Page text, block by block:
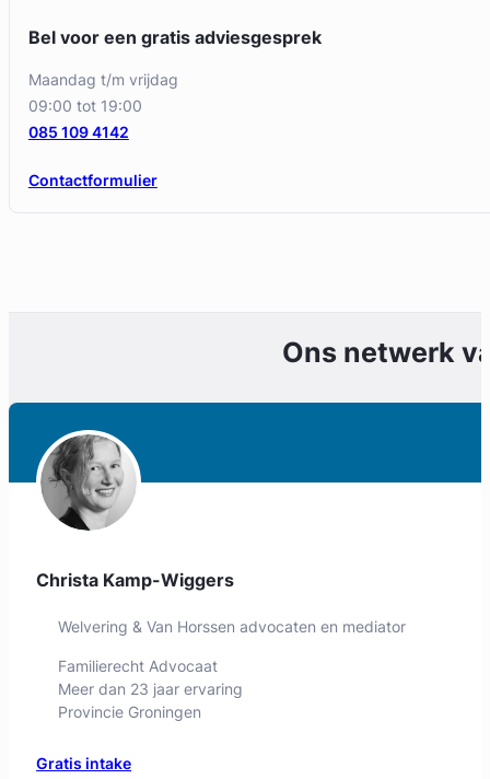
Bel voor een gratis adviesgesprek
maandag t/m vrijdag
09:00 tot 19:00
Contactformulier
085 109 4142
Ons netwerk